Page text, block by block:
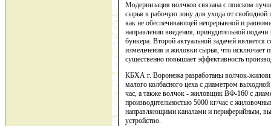
Модернизация волчков связана с поиском
сырья в рабочую зону для ухода от
как не обеспечивающей непрерывной и
направлении введения, принудительной
бункера. Второй актуальной задачей
измельчения и жиловки сырья, что исключает
существенно повышает эффективность
КБХА г. Воронежа разработаны волчок-
малого колбасного цеха с диаметром
час, а также волчок - жиловщик ВФ-160 с
производительностью 5000 кг/час с
направляющими каналами и периферийным,
устройство.